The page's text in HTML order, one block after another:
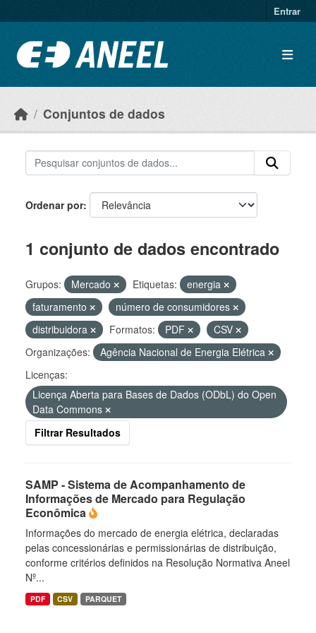
Entrar
Conjuntos de dados
Ordenar por
1 conjunto de dados encontrado
Grupos: Mercado Etiquetas:
energia
faturamento
número de consumidores
distribuidora
Formatos: PDF
CSV
Organizações:
Agência Nacional de Energia Elétrica
Licenças:
Licença Aberta para Bases de Dados (ODbL) do Open
Data Commons
Filtrar Resultados
SAMP - Sistema de Acompanhamento de
Informações de Mercado para Regulação
Econômica
Informações do mercado de energia elétrica, declaradas
pelas concessionárias e permissionárias de distribuição,
conforme critérios definidos na Resolução Normativa Aneel
Nº...
PDF CSV PARQUET